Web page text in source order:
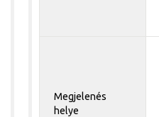
Megjelenés
helye